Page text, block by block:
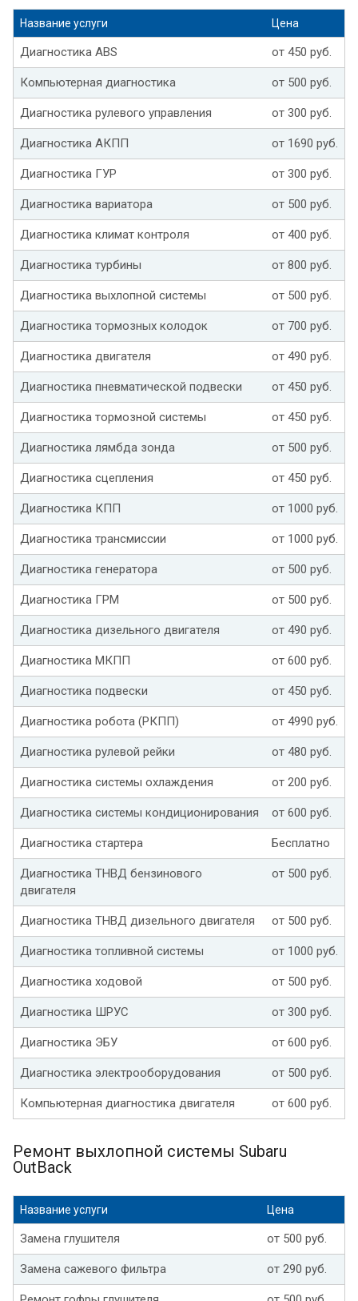
Название услуги Цена
Диагностика ABS от 450 руб.
Компьютерная диагностика от 500 руб.
Диагностика рулевого управления от 300 руб.
Диагностика АКПП от 1690 руб.
Диагностика ГУР от 300 руб.
Диагностика вариатора от 500 руб.
Диагностика климат контроля от 400 руб.
Диагностика турбины от 800 руб.
Диагностика выхлопной системы от 500 руб.
Диагностика тормозных колодок от 700 руб.
Диагностика двигателя от 490 руб.
Диагностика пневматической подвески от 450 руб.
Диагностика тормозной системы от 450 руб.
Диагностика лямбда зонда от 500 руб.
Диагностика сцепления от 450 руб.
Диагностика КПП от 1000 руб.
Диагностика трансмиссии от 1000 руб.
Диагностика генератора от 500 руб.
Диагностика ГРМ от 500 руб.
Диагностика дизельного двигателя от 490 руб.
Диагностика МКПП от 600 руб.
Диагностика подвески от 450 руб.
Диагностика робота (РКПП) от 4990 руб.
Диагностика рулевой рейки от 480 руб.
Диагностика системы охлаждения от 200 руб.
Диагностика системы кондиционирования от 600 руб.
Диагностика стартера Бесплатно
Диагностика ТНВД бензинового
двигателя
от 500 руб.
Диагностика ТНВД дизельного двигателя от 500 руб.
Диагностика топливной системы от 1000 руб.
Диагностика ходовой от 500 руб.
Диагностика ШРУС от 300 руб.
Диагностика ЭБУ от 600 руб.
Диагностика электрооборудования от 500 руб.
Компьютерная диагностика двигателя от 600 руб.
Ремонт выхлопной системы Subaru
OutBack
Название услуги Цена
Замена глушителя от 500 руб.
Замена сажевого фильтра от 290 руб.